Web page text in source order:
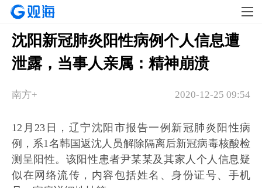
沈阳新冠肺炎阳性病例个人信息遭
泄露，当事人亲属：精神崩溃
2020-12-25 09:54
南方+
12月23日，辽宁沈阳市报告一例新冠肺炎阳性病
例，系1名韩国返沈人员解除隔离后新冠病毒核酸检
测呈阳性。该阳性患者尹某某及其家人个人信息疑
似在网络流传，内容包括姓名、身份证号、手机